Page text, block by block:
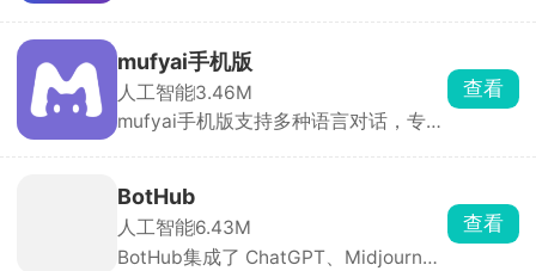
代、奇幻、病娇、治愈等多种类型，可
通过搜索或分类快速找到心仪对象。除
了现有角色，你还能根据喜欢的人的性
格、身份、声音自定义创建专属角色
mufyai手机版
人工智能3.46M
mufyai手机版支持多种语言对话，专为
谁。平台还设有AI酒馆、角色卡社区等
多元玩法，超多用户分享的剧情内容与
角色卡可直接使用，登录即自动签到获
得猫粮用于对话。
查看
BotHub
人工智能6.43M
BotHub集成了 ChatGPT、Midjourney
查看